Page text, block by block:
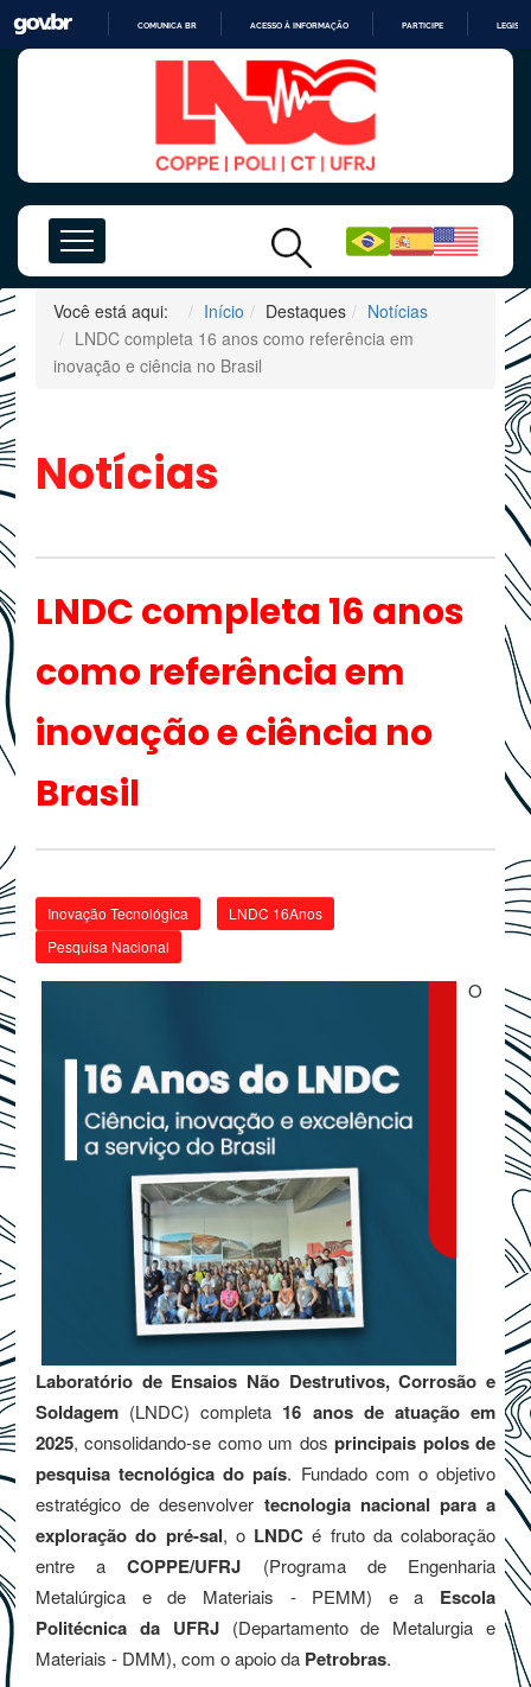
IR
PARA
O
CONTEÚDO
COMUNICA BR ACESSO À INFORMAÇÃO PARTICIPE
Você está aqui: Início Destaques
Notícias
LNDC completa 16 anos como referência em
inovação e ciência no Brasil
Notícias
LNDC completa 16 anos
como referência em
inovação e ciência no
Brasil
Inovação Tecnológica
LNDC 16Anos
Pesquisa Nacional
O
Laboratório de Ensaios Não Destrutivos, Corrosão e
Soldagem (LNDC) completa 16 anos de atuação em
2025, consolidando-se como um dosprincipais polos de
pesquisa tecnológica do país. Fundado com o objetivo
estratégico de desenvolver tecnologia nacional para a
exploração do pré-sal, o LNDC é fruto da colaboração
entre aCOPPE/UFRJ (Programa de Engenharia
Metalúrgica e de Materiais - PEMM) e a Escola
Politécnica da UFRJ(Departamento de Metalurgia e
Materiais - DMM), com o apoio da Petrobras.